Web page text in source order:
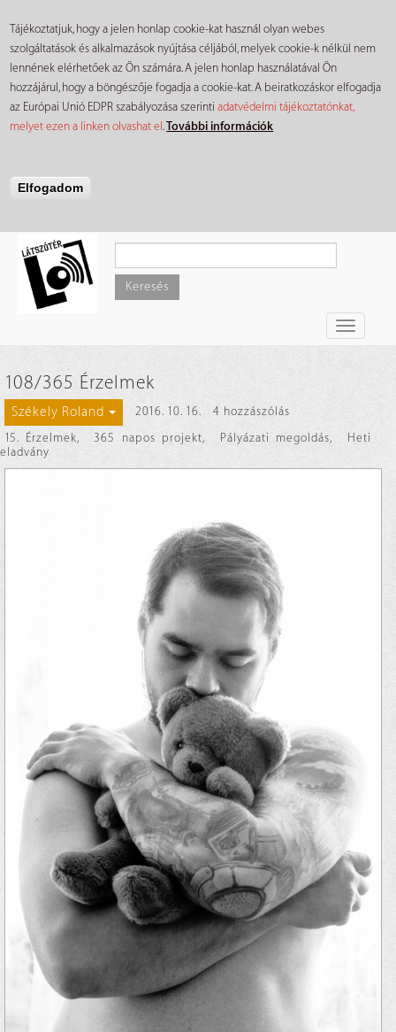
Tájékoztatjuk, hogy a jelen honlap cookie-kat használ olyan webes
szolgáltatások és alkalmazások nyújtása céljából, melyek cookie-k nélkül nem
lennének elérhetőek az Ön számára. A jelen honlap használatával Ön
hozzájárul, hogy a böngészője fogadja a cookie-kat. A beiratkozáskor elfogadja
az Európai Unió EDPR szabályozása szerintiadatvédelmi tájékoztatónkat,
melyet ezen a linken olvashat el.További információk
Elfogadom
tartalomra
Keresés
Toggle
108/365 Érzelmek
Székely Roland 2016. 10. 16.
4 hozzászólás
15. Érzelmek, 365 napos projekt, Pályázati megoldás,
Heti